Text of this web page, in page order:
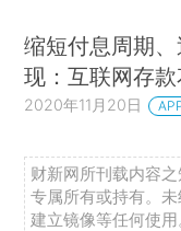
缩短付息周期
现：互联网存
2020年11月20日
财新网所刊载内容
专属所有或持有。
建立镜像等任何使用